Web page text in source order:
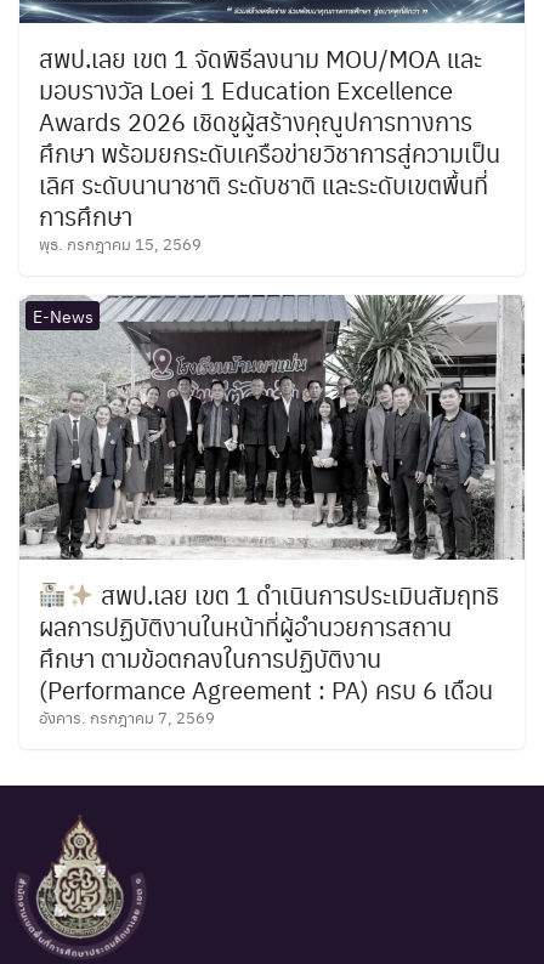
สพป.เลย เขต 1 จัดพิธีลงนาม MOU/MOA และ
มอบรางวัล Loei 1 Education Excellence
Awards 2026 เชิดชูผู้สร้างคุณูปการทางการ
ศึกษา พร้อมยกระดับเครือข่ายวิชาการสู่ความเป็น
เลิศ ระดับนานาชาติ ระดับชาติ และระดับเขตพื้นที่
การศึกษา
พุธ. กรกฎาคม 15, 2569
E-News
สพป.เลย เขต 1 ดำเนินการประเมินสัมฤทธิ
ผลการปฏิบัติงานในหน้าที่ผู้อำนวยการสถาน
ศึกษา ตามข้อตกลงในการปฏิบัติงาน
(Performance Agreement : PA) ครบ 6 เดือน
อังคาร. กรกฎาคม 7, 2569